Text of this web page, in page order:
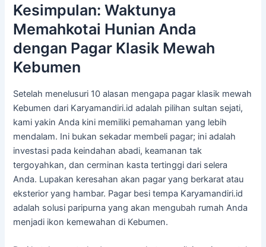
Kesimpulan: Waktunya
Memahkotai Hunian Anda
dengan Pagar Klasik Mewah
Kebumen
Setelah menelusuri 10 alasan mengapa pagar klasik mewah
Kebumen dari Karyamandiri.id adalah pilihan sultan sejati,
kami yakin Anda kini memiliki pemahaman yang lebih
mendalam. Ini bukan sekadar membeli pagar; ini adalah
investasi pada keindahan abadi, keamanan tak
tergoyahkan, dan cerminan kasta tertinggi dari selera
Anda. Lupakan keresahan akan pagar yang berkarat atau
eksterior yang hambar. Pagar besi tempa Karyamandiri.id
adalah solusi paripurna yang akan mengubah rumah Anda
menjadi ikon kemewahan di Kebumen.